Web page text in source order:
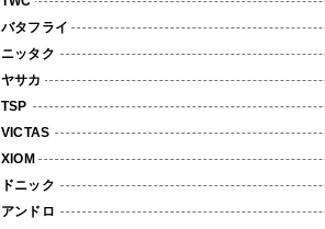
バタフライ
ニッタク
ヤサカ
TSP
VICTAS
XIOM
ドニック
アンドロ